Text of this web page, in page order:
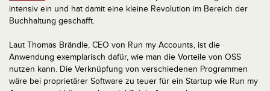
intensiv ein und hat damit eine kleine Revolution im Bereich der
Buchhaltung geschafft.
Laut Thomas Brändle, CEO von Run my Accounts, ist die
Anwendung exemplarisch dafür, wie man die Vorteile von OSS
nutzen kann. Die Verknüpfung von verschiedenen Programmen
wäre bei proprietärer Software zu teuer für ein Startup wie Run my